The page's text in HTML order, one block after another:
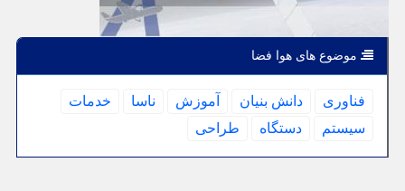
موضوع های هوا فضا
فناوری دانش بنیان آموزش ناسا
خدمات
سیستم
دستگاه طراحی